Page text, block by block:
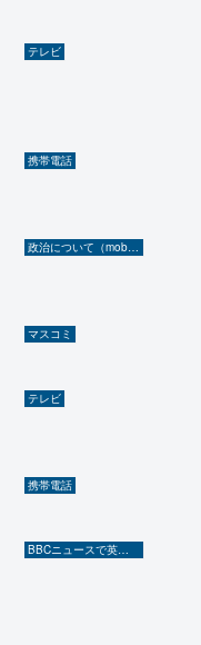
テレビ
携帯電話
マスコミ
テレビ
携帯電話